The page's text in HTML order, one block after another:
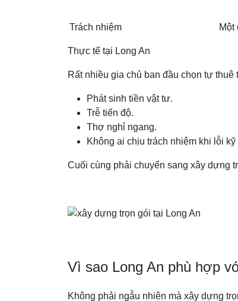
Trách nhiệm Một
Thực tế tại Long An
Rất nhiều gia chủ ban đầu chọn tự
Phát sinh tiền vật tư.
Trễ tiến độ.
Thợ nghỉ ngang.
Không ai chịu trách nhiệm khi lỗi kỹ
Cuối cùng phải chuyển sang xây dựng
Vì sao Long An phù hợp
Không phải ngẫu nhiên mà xây dựng